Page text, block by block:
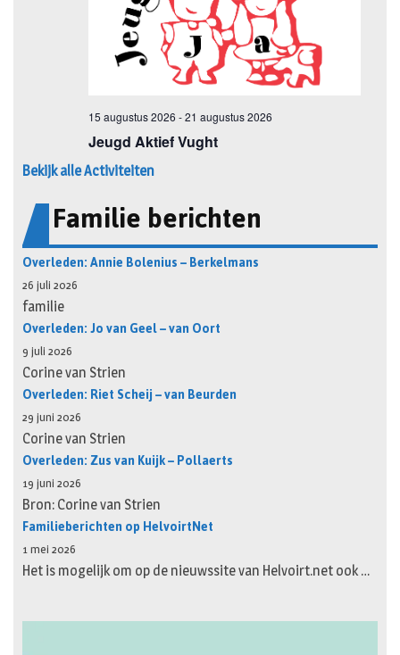
Bekijk alle Activiteiten
Familie berichten
Overleden: Annie Bolenius – Berkelmans
26 juli 2026
familie
Overleden: Jo van Geel – van Oort
9 juli 2026
Corine van Strien
Overleden: Riet Scheij – van Beurden
29 juni 2026
Corine van Strien
Overleden: Zus van Kuijk – Pollaerts
19 juni 2026
Bron: Corine van Strien
Familieberichten op HelvoirtNet
1 mei 2026
Het is mogelijk om op de nieuwssite van Helvoirt.net ook …